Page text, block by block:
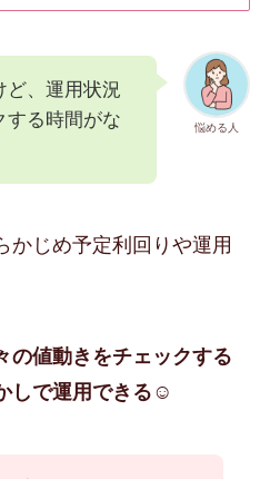
悩める人
ど、運用状況
する時間がな
かじめ予定利回りや運用
の値動きをチェックする
しで運用できる ☺️